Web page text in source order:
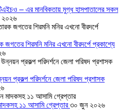
– এর মানবিকতায় মুগ্ধ হাসপাতালের সকল
২০২৬
শিরমনি মনির এখনো বীরদর্পে প্রকাশ্যে
প্রকল্প পরিদর্শনে জেলা পরিষদ প্রশাসক
১১ আসামি গ্রেপ্তার৩০ জুন ২০২৬